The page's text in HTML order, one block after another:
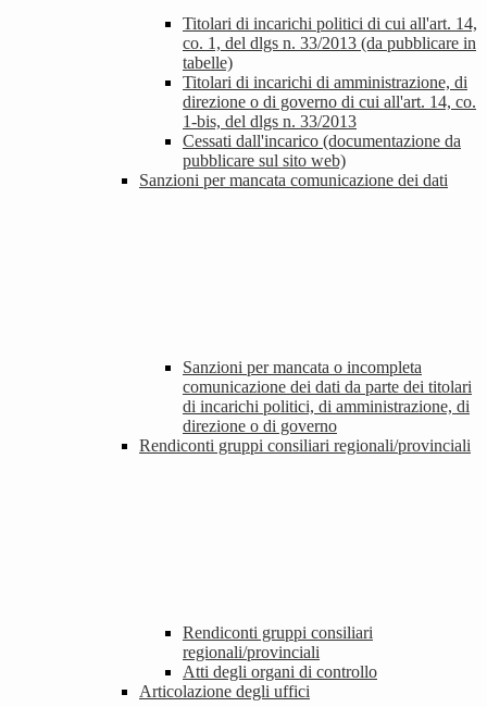
Titolari di incarichi politici di cui all'art. 14,
co. 1, del dlgs n. 33/2013 (da pubblicare in
tabelle)
Titolari di incarichi di amministrazione, di
direzione o di governo di cui all'art. 14, co.
1-bis, del dlgs n. 33/2013
Cessati dall'incarico (documentazione da
pubblicare sul sito web)
Sanzioni per mancata comunicazione dei dati
Sanzioni per mancata o incompleta
comunicazione dei dati da parte dei titolari
di incarichi politici, di amministrazione, di
direzione o di governo
Rendiconti gruppi consiliari regionali/provinciali
Rendiconti gruppi consiliari
regionali/provinciali
Atti degli organi di controllo
Articolazione degli uffici